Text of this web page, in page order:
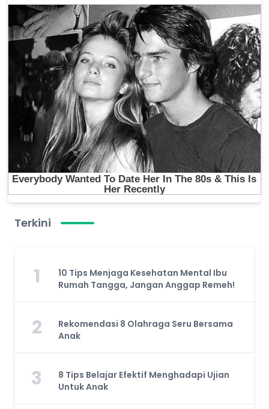
Terkini
1
10 Tips Menjaga Kesehatan Mental Ibu
Rumah Tangga, Jangan Anggap Remeh!
2
Rekomendasi 8 Olahraga Seru Bersama
Anak
3
8 Tips Belajar Efektif Menghadapi Ujian
Untuk Anak